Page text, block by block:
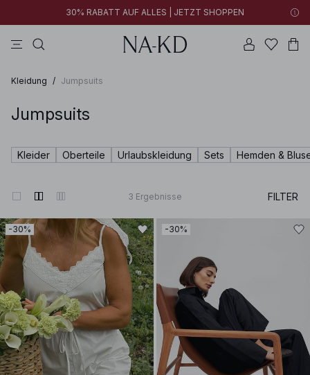
30% RABATT AUF ALLES | JETZT SHOPPEN
Kleidung / Jumpsuits
Jumpsuits
Kleider Oberteile Urlaubskleidung Sets Hemden &
3 Ergebnisse FILTER
-30% -30%